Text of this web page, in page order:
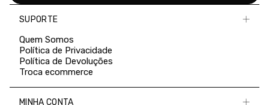
SUPORTE
Quem Somos
Política de Privacidade
Política de Devoluções
Troca ecommerce
MINHA CONTA